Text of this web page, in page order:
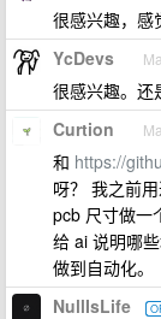
很感兴趣，感
YcDevs
很感兴趣。还
Curtion
和 https://
呀？ 我之前
pcb 尺寸做一
给 ai 说明哪
做到自动化。
NullIsLife